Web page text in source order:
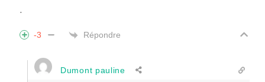
.
-3 Répondre
Dumont pauline